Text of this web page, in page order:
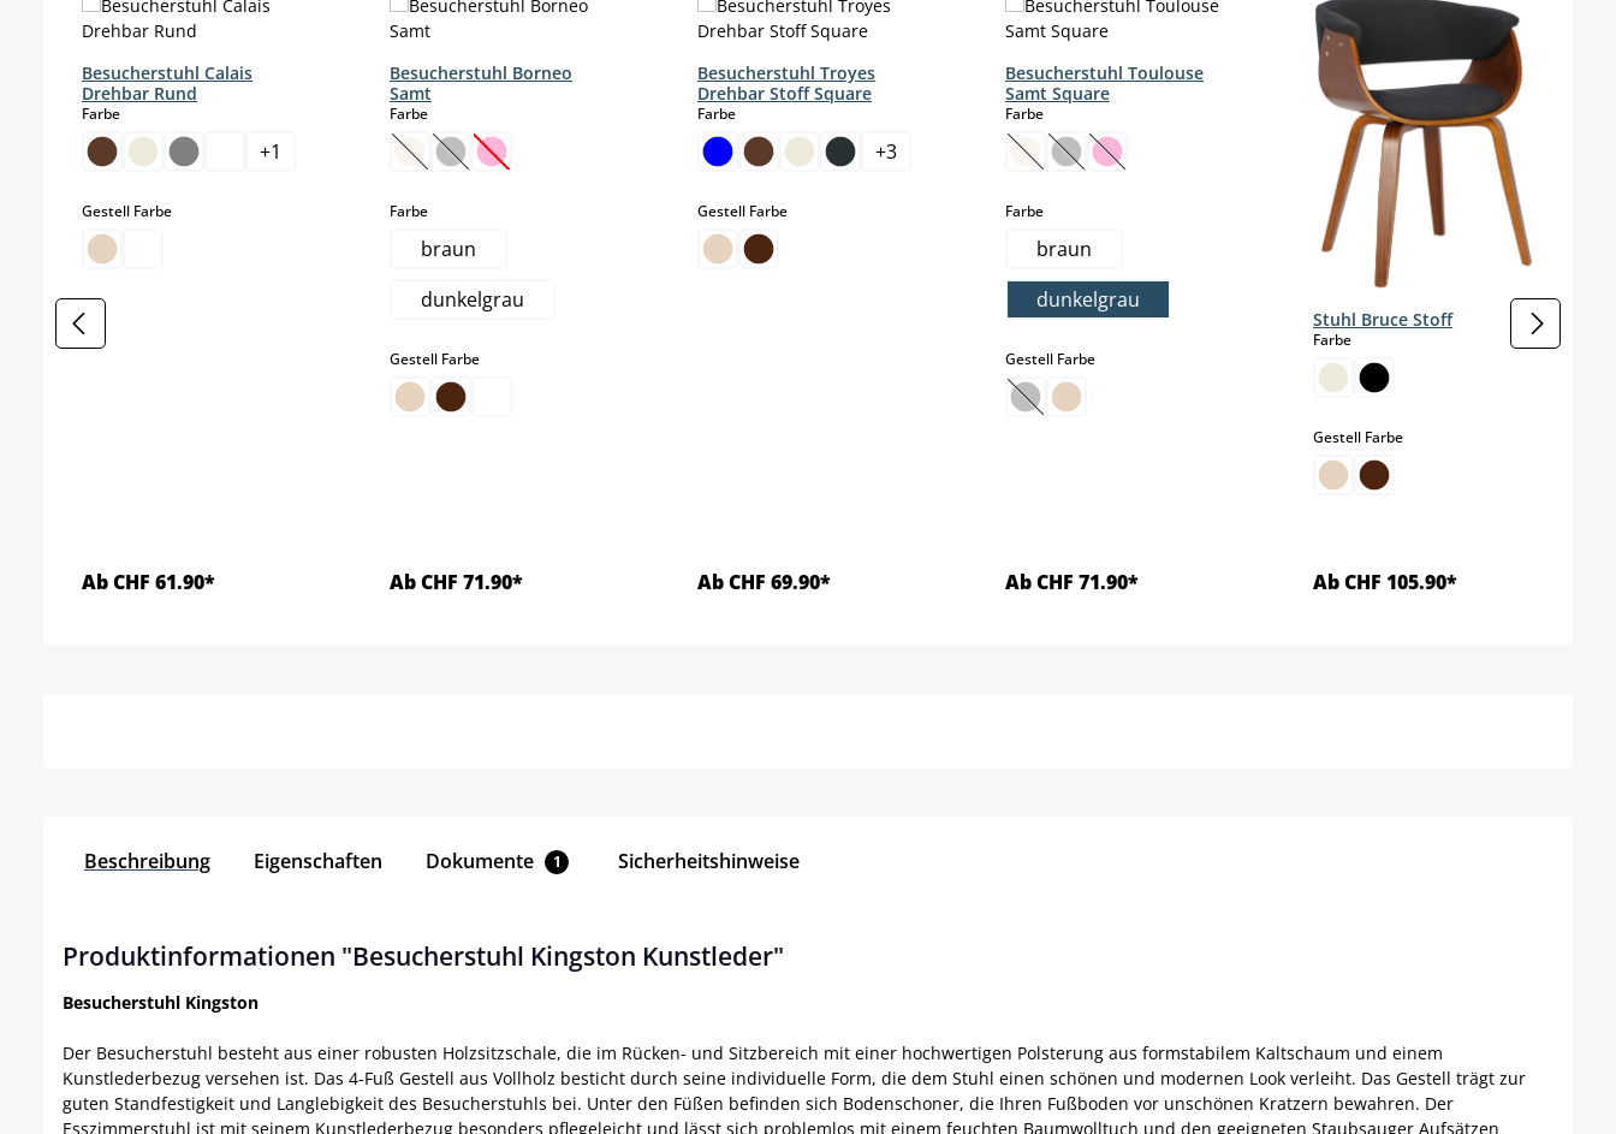
Besucherstuhl Calais
Drehbar Rund
Farbeauswählen
+1
Gestell Farbeauswählen
Ab CHF 61.90*
Besucherstuhl Borneo
Samt
Farbeauswählen
(Diese Option ist zurzeit nicht verfügbar.)
(Diese Option ist zurzeit nicht verfügbar.)
(Diese Option ist zurzeit nicht verfügbar.)
Farbeauswählen
braun
dunkelgrau
Gestell Farbeauswählen
Ab CHF 71.90*
Besucherstuhl Troyes
Drehbar Stoff Square
Farbeauswählen
+3
Gestell Farbeauswählen
Ab CHF 69.90*
Besucherstuhl Toulouse
Samt Square
Farbeauswählen
(Diese Option ist zurzeit nicht verfügbar.)
(Diese Option ist zurzeit nicht verfügbar.)
(Diese Option ist zurzeit nicht verfügbar.)
Farbeauswählen
braun
dunkelgrau
Gestell Farbeauswählen
(Diese Option ist zurzeit nicht verfügbar.)
Ab CHF 71.90*
Stuhl Bruce Stoff
Farbeauswählen
Gestell Farbeauswählen
Ab CHF 105.90*
Beschreibung Eigenschaften Dokumente 1 Sicherheitshinweise
Produktinformationen "Besucherstuhl Kingston Kunstleder"
Besucherstuhl Kingston
Der Besucherstuhl besteht aus einer robusten Holzsitzschale, die im Rücken- und Sitzbereich mit einer hochwertigen Polsterung aus formstabilem Kaltschaum und einem
Kunstlederbezug versehen ist. Das 4-Fuß Gestell aus Vollholz besticht durch seine individuelle Form, die dem Stuhl einen schönen und modernen Look verleiht. Das Gestell trägt zur
guten Standfestigkeit und Langlebigkeit des Besucherstuhls bei. Unter den Füßen befinden sich Bodenschoner, die Ihren Fußboden vor unschönen Kratzern bewahren. Der
Esszimmerstuhl ist mit seinem Kunstlederbezug besonders pflegeleicht und lässt sich problemlos mit einem feuchten Baumwolltuch und den geeigneten Staubsauger Aufsätzen